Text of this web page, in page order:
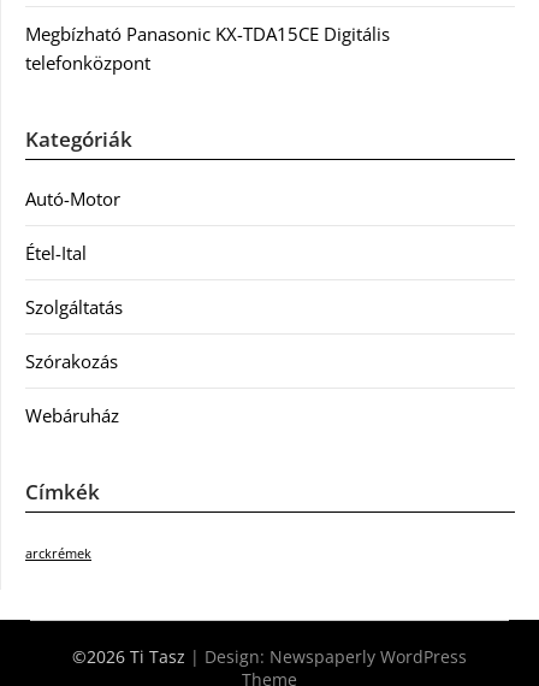
Megbízható Panasonic KX-TDA15CE Digitális
telefonközpont
Kategóriák
Autó-Motor
Étel-Ital
Szolgáltatás
Szórakozás
Webáruház
Címkék
arckrémek
©2026 Ti Tasz | Design: Newspaperly WordPress
Theme